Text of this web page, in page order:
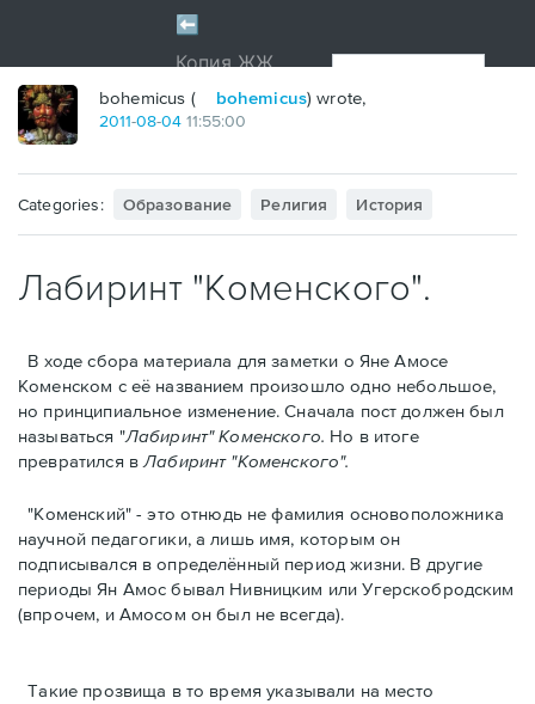
bohemicus ( bohemicus) wrote,
2011-08-04 11:55:00
Categories: Образование Религия История
Лабиринт "Коменского".
В ходе сбора материалa для заметки о Яне Амосе
Коменском с её названием произошло одно небольшое,
но принципиальное изменение. Сначала пост должен был
называться "Лабиринт" Коменского. Но в итоге
превратился вЛабиринт "Коменского".
"Коменский" - это отнюдь не фамилия основоположника
научной педагогики, а лишь имя, которым он
подписывался в определённый период жизни. В другие
периоды Ян Амос бывал Нивницким или Угерскобродским
(впрочем, и Амосом он был не всегда).
Такие прозвища в то время указывали на место